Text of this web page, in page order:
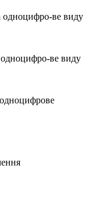
одноцифро-ве виду
ве виду